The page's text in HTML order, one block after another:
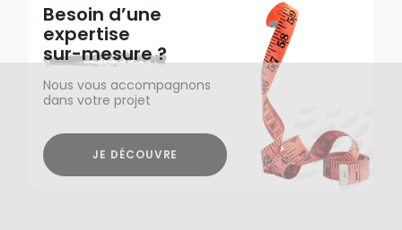
Besoin d’une
expertise
sur-mesure ?
Nous vous accompagnons
dans votre projet
JE DÉCOUVRE